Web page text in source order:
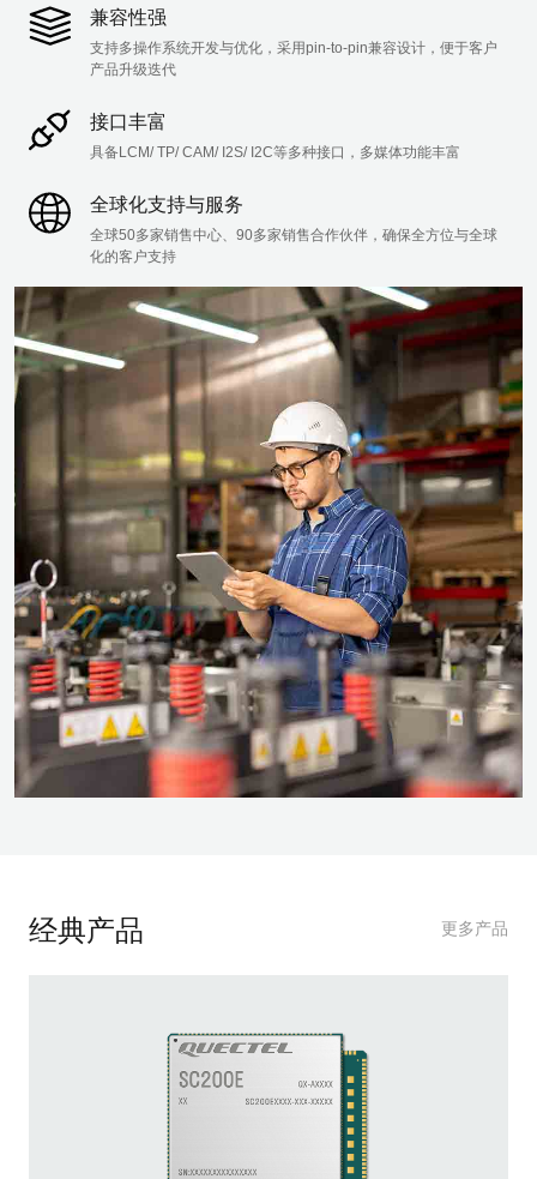
兼容性强
支持多操作系统开发与优化，采用pin-to-pin兼容设计，便于客户
产品升级迭代
接口丰富
具备LCM/ TP/ CAM/ I2S/ I2C等多种接口，多媒体功能丰富
全球化支持与服务
全球50多家销售中心、90多家销售合作伙伴，确保全方位与全球
化的客户支持
经典产品 更多产品